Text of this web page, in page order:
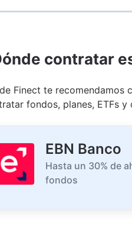
contratar
Finect te recomendamos
fondos, planes, ETFs
EBN Banco
Hasta un 30% de
fondos